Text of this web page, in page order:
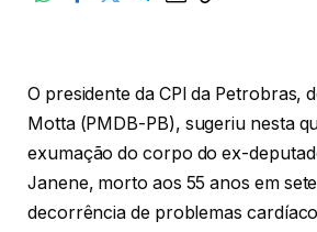
O presidente da CPI da Petrobras,
Motta (PMDB-PB), sugeriu nesta
exumação do corpo do ex-
Janene, morto aos 55 anos em
decorrência de problemas